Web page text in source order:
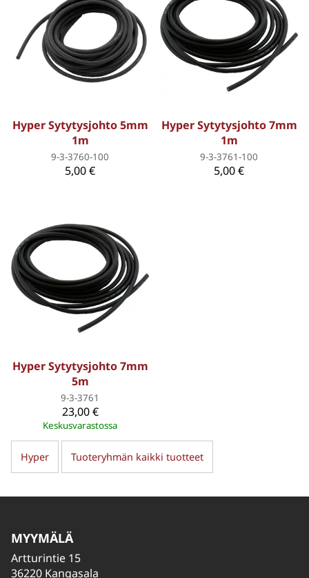
Hyper Sytytysjohto 5mm
1m
9-3-3760-100
5,00 €
Hyper Sytytysjohto 7mm
1m
9-3-3761-100
5,00 €
Hyper Sytytysjohto 7mm
5m
9-3-3761
23,00 €
Keskusvarastossa
Hyper Tuoteryhmän kaikki tuotteet
MYYMÄLÄ
Artturintie 15
36220 Kangasala